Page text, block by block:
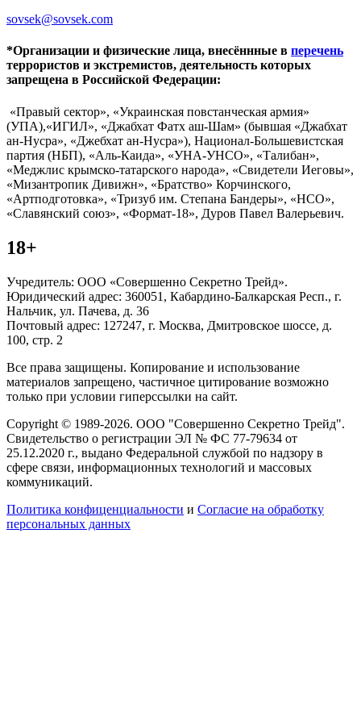
sovsek@sovsek.com
*Организации и физические лица, внесённные в перечень
террористов и экстремистов, деятельность которых
запрещена в Российской Федерации:
«Правый сектор», «Украинская повстанческая армия»
(УПА),«ИГИЛ», «Джабхат Фатх аш-Шам» (бывшая «Джабхат
ан-Нусра», «Джебхат ан-Нусра»), Национал-Большевистская
партия (НБП), «Аль-Каида», «УНА-УНСО», «Талибан»,
«Меджлис крымско-татарского народа», «Свидетели Иеговы»,
«Мизантропик Дивижн», «Братство» Корчинского,
«Артподготовка», «Тризуб им. Степана Бандеры», «НСО»,
«Славянский союз», «Формат-18», Дуров Павел Валерьевич.
18+
Учредитель: ООО «Совершенно Секретно Трейд».
Юридический адрес: 360051, Кабардино-Балкарская Респ., г.
Нальчик, ул. Пачева, д. 36
Почтовый адрес: 127247, г. Москва, Дмитровское шоссе, д.
100, стр. 2
Все права защищены. Копирование и использование
материалов запрещено, частичное цитирование возможно
только при условии гиперссылки на сайт.
Copyright © 1989-2026. ООО "Совершенно Секретно Трейд".
Свидетельство о регистрации ЭЛ № ФС 77-79634 от
25.12.2020 г., выдано Федеральной службой по надзору в
сфере связи, информационных технологий и массовых
коммуникаций.
Политика конфиценциальности и Согласие на обработку
персональных данных